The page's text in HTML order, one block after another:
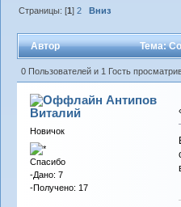
Страницы: [1]2 Вниз
Автор Тема:
0 Пользователей и 1 Гость
Антипов
Виталий
Новичок
Спасибо
-Дано: 7
-Получено: 17